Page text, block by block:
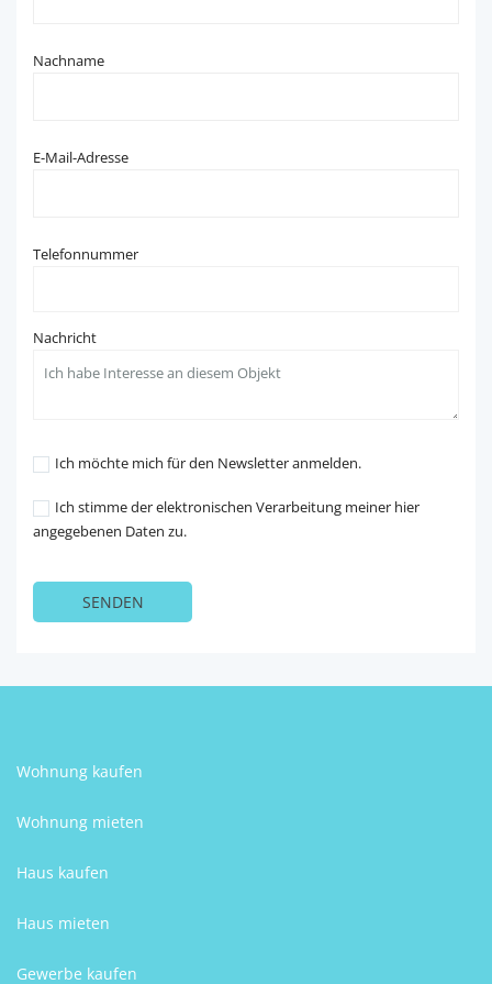
Nachname
E-Mail-Adresse
Telefonnummer
Nachricht
Ich möchte mich für den Newsletter anmelden.
Ich stimme der elektronischen Verarbeitung meiner hier
angegebenen Daten zu.
Wohnung kaufen
Wohnung mieten
Haus kaufen
Haus mieten
Gewerbe kaufen